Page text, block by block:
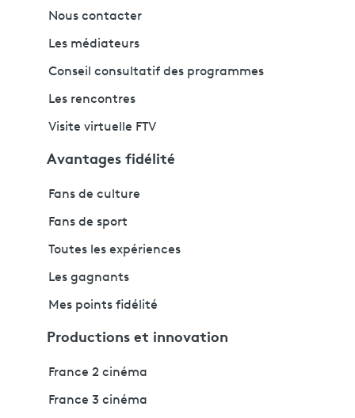
Nous contacter
Les médiateurs
Conseil consultatif des programmes
Les rencontres
Visite virtuelle FTV
Avantages fidélité
Fans de culture
Fans de sport
Toutes les expériences
Les gagnants
Mes points fidélité
Productions et innovation
France 2 cinéma
France 3 cinéma